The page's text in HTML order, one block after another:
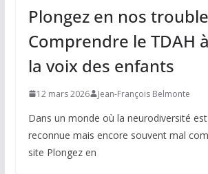
Plongez en nos
Comprendre le TDAH
la voix des enfants
12 mars 2026 Jean-François Belmonte
Dans un monde où la neurodiversité
reconnue mais encore souvent mal
site Plongez en